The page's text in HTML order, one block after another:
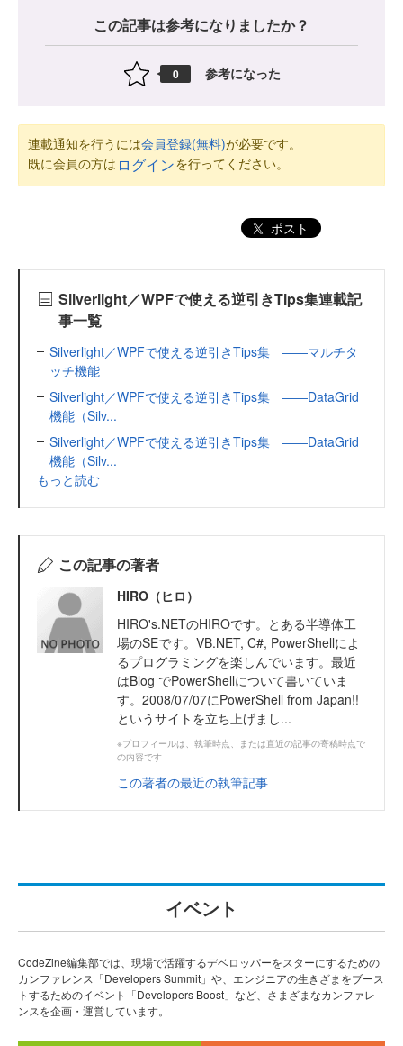
この記事は参考になりましたか？
0 参考になった
連載通知を行うには会員登録(無料)が必要です。
既に会員の方は ログインを行ってください。
ポスト
Silverlight／WPFで使える逆引きTips集連載記
事一覧
Silverlight／WPFで使える逆引きTips集 ――マルチタ
ッチ機能
Silverlight／WPFで使える逆引きTips集 ――DataGrid
機能（Silv...
Silverlight／WPFで使える逆引きTips集 ――DataGrid
機能（Silv...
もっと読む
この記事の著者
HIRO（ヒロ）
HIRO's.NETのHIROです。とある半導体工
場のSEです。VB.NET, C#, PowerShellによ
るプログラミングを楽しんでいます。最近
はBlog でPowerShellについて書いていま
す。2008/07/07にPowerShell from Japan!!
というサイトを立ち上げまし...
※プロフィールは、執筆時点、または直近の記事の寄稿時点で
の内容です
この著者の最近の執筆記事
イベント
CodeZine編集部では、現場で活躍するデベロッパーをスターにするための
カンファレンス「Developers Summit」や、エンジニアの生きざまをブース
トするためのイベント「Developers Boost」など、さまざまなカンファレ
ンスを企画・運営しています。